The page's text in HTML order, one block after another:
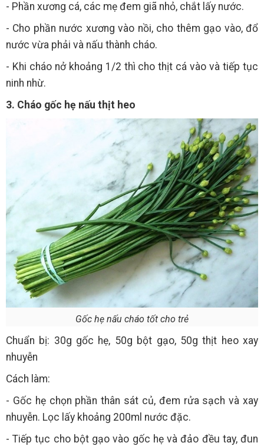
- Phần xương cá, các mẹ đem giã nhỏ, chắt lấy nước.
- Cho phần nước xương vào nồi, cho thêm gạo vào, đổ
nước vừa phải và nấu thành cháo.
- Khi cháo nở khoảng 1/2 thì cho thịt cá vào và tiếp tục
ninh nhừ.
3. Cháo gốc hẹ nấu thịt heo
Gốc hẹ nấu cháo tốt cho trẻ
Chuẩn bị: 30g gốc hẹ, 50g bột gạo, 50g thịt heo xay
nhuyễn
Cách làm:
- Gốc hẹ chọn phần thân sát củ, đem rửa sạch và xay
nhuyễn. Lọc lấy khoảng 200ml nước đặc.
- Tiếp tục cho bột gạo vào gốc hẹ và đảo đều tay, đun